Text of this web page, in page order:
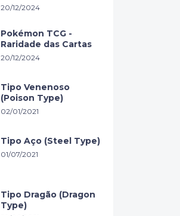
20/12/2024
Pokémon TCG -
Raridade das Cartas
20/12/2024
Tipo Venenoso
(Poison Type)
02/01/2021
Tipo Aço (Steel Type)
01/07/2021
Tipo Dragão (Dragon
Type)